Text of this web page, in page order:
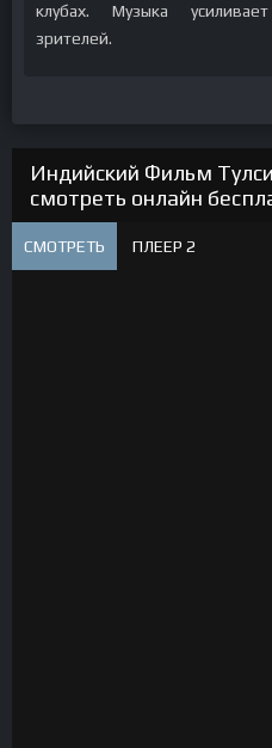
клубах. Музыка
зрителей.
Индийский Фильм
смотреть онлайн
СМОТРЕТЬ ПЛЕЕР 2